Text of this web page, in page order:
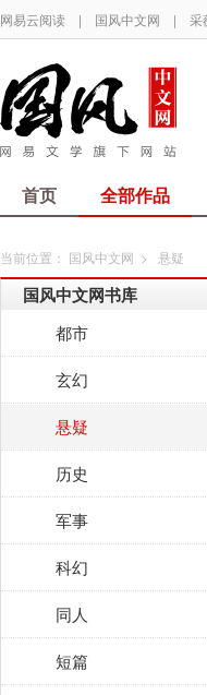
网易云阅读 | 国风中文网 | 采
首页 全部作品
当前位置： 国风中文网 > 悬疑
国风中文网书库
都市
玄幻
悬疑
历史
军事
科幻
同人
短篇